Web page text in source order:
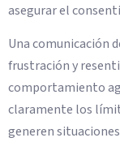
asegurar el
Una comunicación
frustración y
comportamiento
claramente los
generen